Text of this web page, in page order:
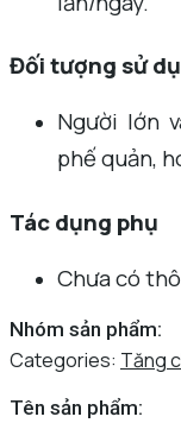
Đối tượng sử
Người lớn
phế quản,
Tác dụng phụ
Chưa có
Nhóm sản phẩm:
Categories: Tăng
Tên sản phẩm: